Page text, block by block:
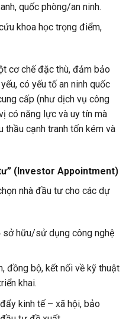
quốc phòng/an ninh.
khoa học trọng điểm,
cơ chế đặc thù, đảm bảo
có yếu tố an ninh quốc
cấp (như dịch vụ công
có năng lực và uy tín mà
thầu cạnh tranh tốn kém và
(Investor Appointment)
nhà đầu tư cho các dự
sở hữu/sử dụng công nghệ
đồng bộ, kết nối về kỹ thuật
khai.
kinh tế – xã hội, bảo